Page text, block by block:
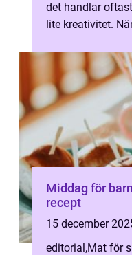
det handlar
lite kreativitet.
Middag för
recept
15 december
editorial,Mat för